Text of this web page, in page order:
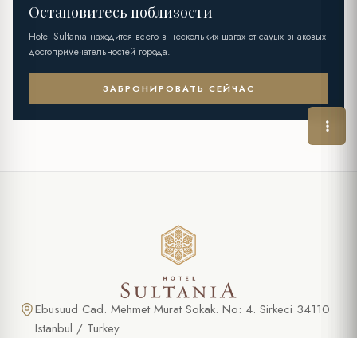
Остановитесь поблизости
Hotel Sultania находится всего в нескольких шагах от самых знаковых
достопримечательностей города.
ЗАБРОНИРОВАТЬ СЕЙЧАС
Ebusuud Cad. Mehmet Murat Sokak. No: 4. Sirkeci 34110
Istanbul / Turkey